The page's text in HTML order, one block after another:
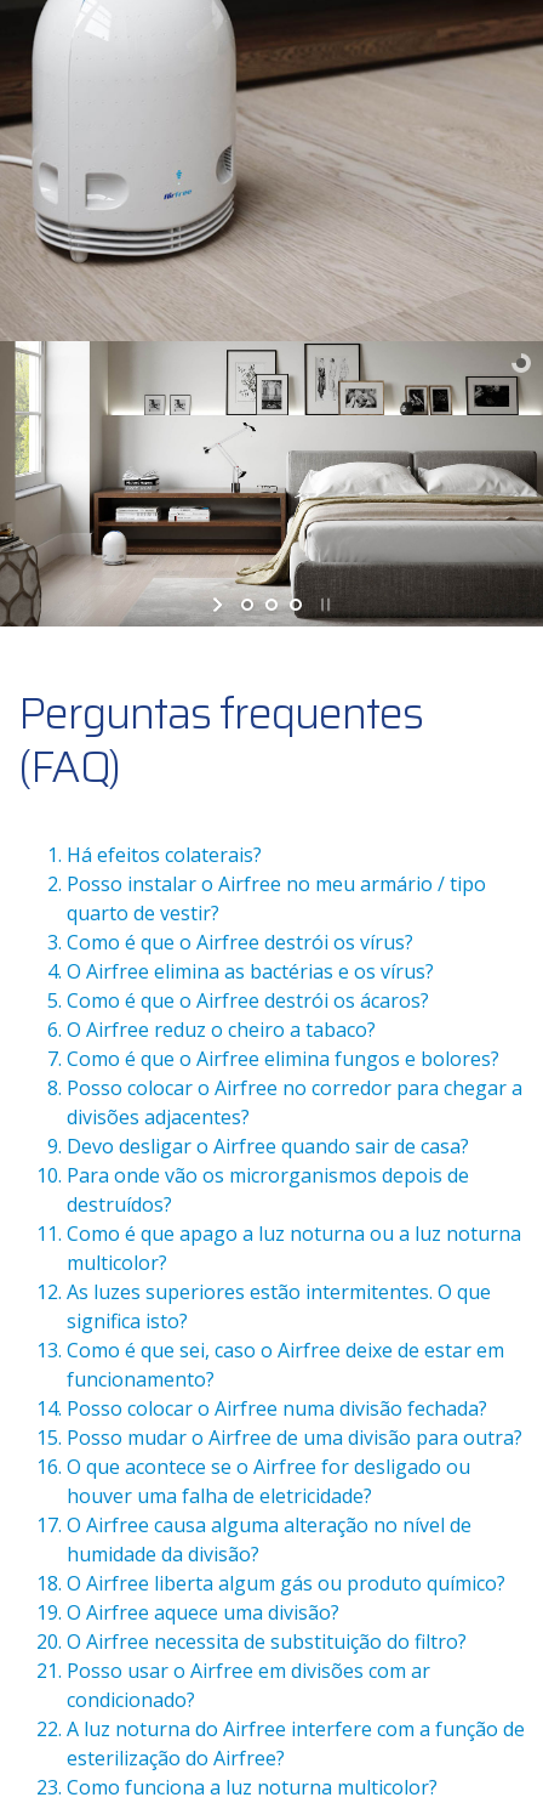
Perguntas frequentes
(FAQ)
Há efeitos colaterais?
Posso instalar o Airfree no meu armário / tipo
quarto de vestir?
Como é que o Airfree destrói os vírus?
O Airfree elimina as bactérias e os vírus?
Como é que o Airfree destrói os ácaros?
O Airfree reduz o cheiro a tabaco?
Como é que o Airfree elimina fungos e bolores?
Posso colocar o Airfree no corredor para chegar a
divisões adjacentes?
Devo desligar o Airfree quando sair de casa?
Para onde vão os microrganismos depois de
destruídos?
Como é que apago a luz noturna ou a luz noturna
multicolor?
As luzes superiores estão intermitentes. O que
significa isto?
Como é que sei, caso o Airfree deixe de estar em
funcionamento?
Posso colocar o Airfree numa divisão fechada?
Posso mudar o Airfree de uma divisão para outra?
O que acontece se o Airfree for desligado ou
houver uma falha de eletricidade?
O Airfree causa alguma alteração no nível de
humidade da divisão?
O Airfree liberta algum gás ou produto químico?
O Airfree aquece uma divisão?
O Airfree necessita de substituição do filtro?
Posso usar o Airfree em divisões com ar
condicionado?
A luz noturna do Airfree interfere com a função de
esterilização do Airfree?
Como funciona a luz noturna multicolor?